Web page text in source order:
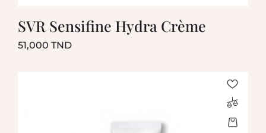
SVR Sensifine Hydra Crème
51,000 TNDPrix